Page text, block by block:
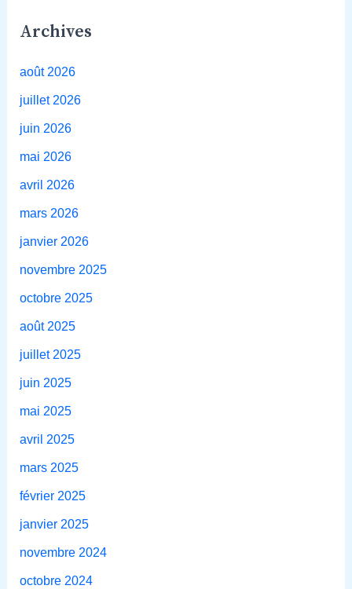
Archives
août 2026
juillet 2026
juin 2026
mai 2026
avril 2026
mars 2026
janvier 2026
novembre 2025
octobre 2025
août 2025
juillet 2025
juin 2025
mai 2025
avril 2025
mars 2025
février 2025
janvier 2025
novembre 2024
octobre 2024